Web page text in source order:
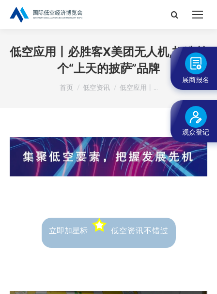
搜
低空应用丨必胜客X美团无人机,打造首
个“上天的披萨”品牌
您在这里：
首页 低空资讯 低空应用丨…
立即加星标 低空资讯不错过
展商报名
观众登记